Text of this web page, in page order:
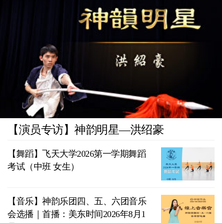
【演员专访】神韵明星—洪绍豪
【舞蹈】飞天大学2026第一学期舞蹈
考试（中班 女生）
【音乐】神韵乐团四、五、六团音乐
会选播｜首播：美东时间2026年8月1